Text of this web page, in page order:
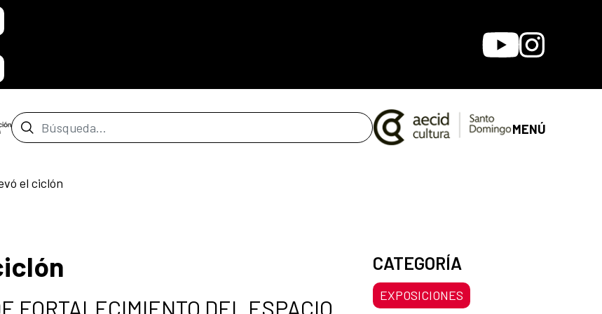
YoutubeInstagram
Barra de búsqueda MENÚ
el ciclón
FORTALECIMIENTO DEL ESPACIO
CATEGORÍA
EXPOSICIONES